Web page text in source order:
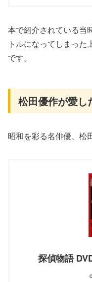
本で紹介されている当
トルになってしまっ
です。
松田優作が愛し
昭和を彩る名俳優、松
探偵物語